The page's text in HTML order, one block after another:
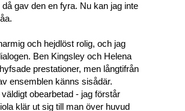
gav den en fyra. Nu kan jag inte
och hejdlöst rolig, och jag
Ben Kingsley och Helena
prestationer, men långtifrån
ensemblen känns sisådär.
obearbetad - jag förstår
klär ut sig till man över huvud